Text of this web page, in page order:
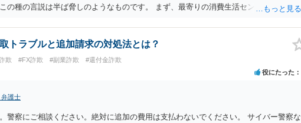
の種の言説は半ば脅しのようなものです。 まず、最寄りの消費生活センターへ相談
て警告してもらうことも必要になるかもしれません。
トラブルと追加請求の対処法とは？
欺 #FX詐欺 #副業詐欺 #還付金詐欺
役にたった
弁護士
警察にご相談ください。絶対に追加の費用は支払わないでください。 サイバー警察な